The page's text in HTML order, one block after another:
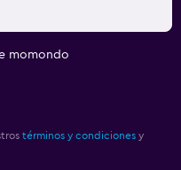
momondo
términos y condiciones y